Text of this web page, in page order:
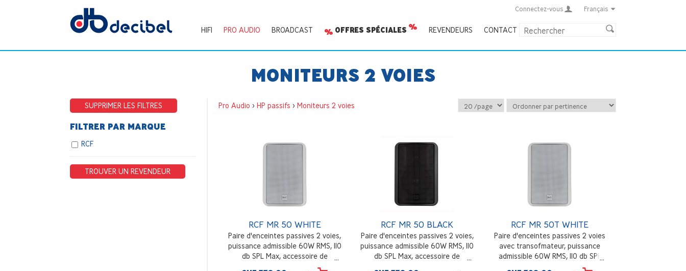
Connectez-vous Français
HIFI PRO AUDIO BROADCAST OFFRES SPÉCIALES REVENDEURS CONTACT
MONITEURS 2 VOIES
SUPPRIMER LES FILTRES
FILTRER PAR MARQUE
RCF
TROUVER UN REVENDEUR
Pro Audio > HP passifs > Moniteurs 2 voies
RCF MR 50 WHITE
Paire d'enceintes passives 2 voies,
puissance admissible 60W RMS, 110
db SPL Max, accessoire de
montage mural inclus, blanc
RCF MR 50 BLACK
Paire d'enceintes passives 2 voies,
puissance admissible 60W RMS, 110
db SPL Max, accessoire de
RCF MR 50T WHITE
Paire d'enceintes passives 2 voies
avec transofmateur, puissance
admissible 60W RMS, 110 db SPL
max, accessoire de montage mural